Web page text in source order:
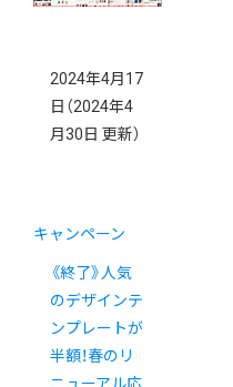
2024年4月17
日 （2024年4
月30日 更新）
キャンペーン
《終了》人気
のデザインテ
ンプレートが
半額！春のリ